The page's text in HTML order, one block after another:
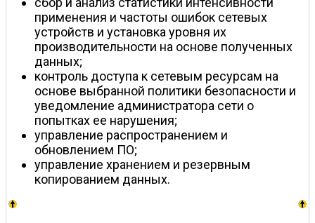
применения и частоты ошибок сетевых
устройств и установка уровня их
производительности на основе полученных
данных;
контроль доступа к сетевым ресурсам на
основе выбранной политики безопасности и
уведомление администратора сети о
попытках ее нарушения;
управление распространением и
обновлением ПО;
управление хранением и резервным
копированием данных.